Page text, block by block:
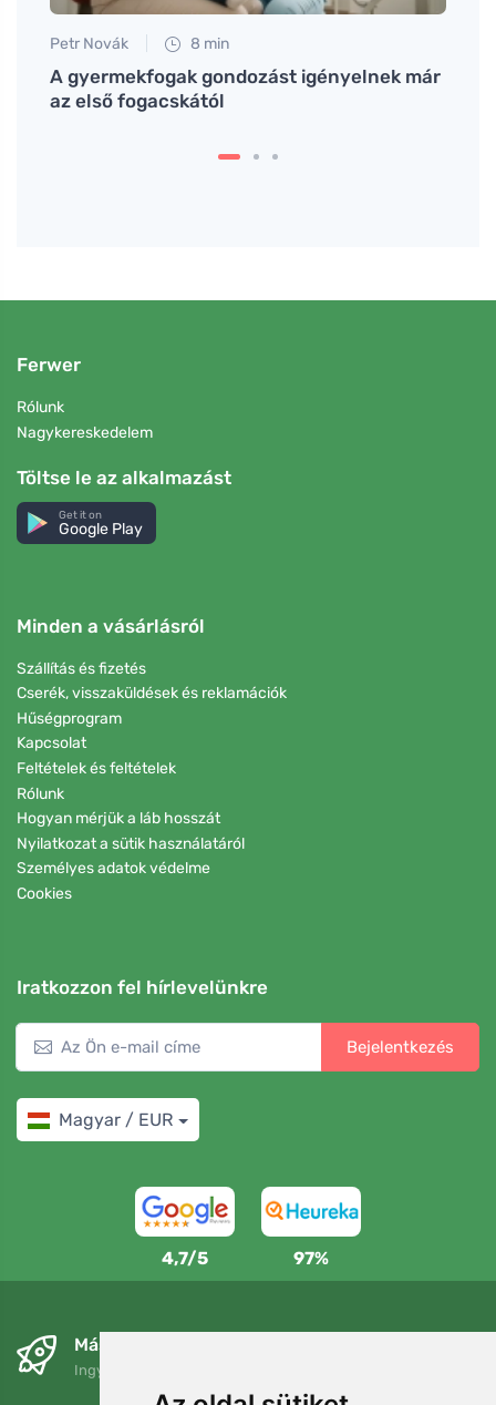
Petr Novák 8 min
A gyermekfogak gondozást igényelnek már
az első fogacskától
Ferwer
Rólunk
Nagykereskedelem
Töltse le az alkalmazást
Get it on
Google Play
Minden a vásárlásról
Szállítás és fizetés
Cserék, visszaküldések és reklamációk
Hűségprogram
Kapcsolat
Feltételek és feltételek
Rólunk
Hogyan mérjük a láb hosszát
Nyilatkozat a sütik használatáról
Személyes adatok védelme
Cookies
Iratkozzon fel hírlevelünkre
Bejelentkezés
Magyar / EUR
4,7/5 97%
Másnapra és ingyenesen
Ingyenes szállítás a következő összeg felett: 80 EUR